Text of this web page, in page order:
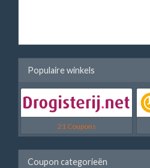
Populaire winkels
21 Coupons
Coupon categorieën